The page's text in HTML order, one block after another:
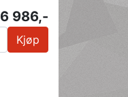
6 986,-
Kjøp